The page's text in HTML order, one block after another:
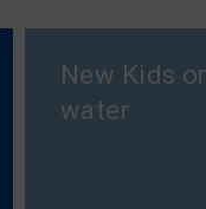
New Kids
water